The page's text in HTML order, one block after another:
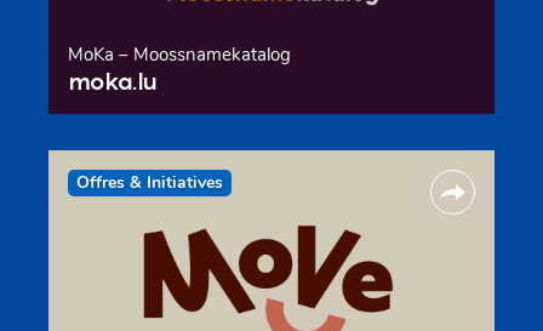
MoKa – Moossnamekatalog
moka.lu
Offres & Initiatives